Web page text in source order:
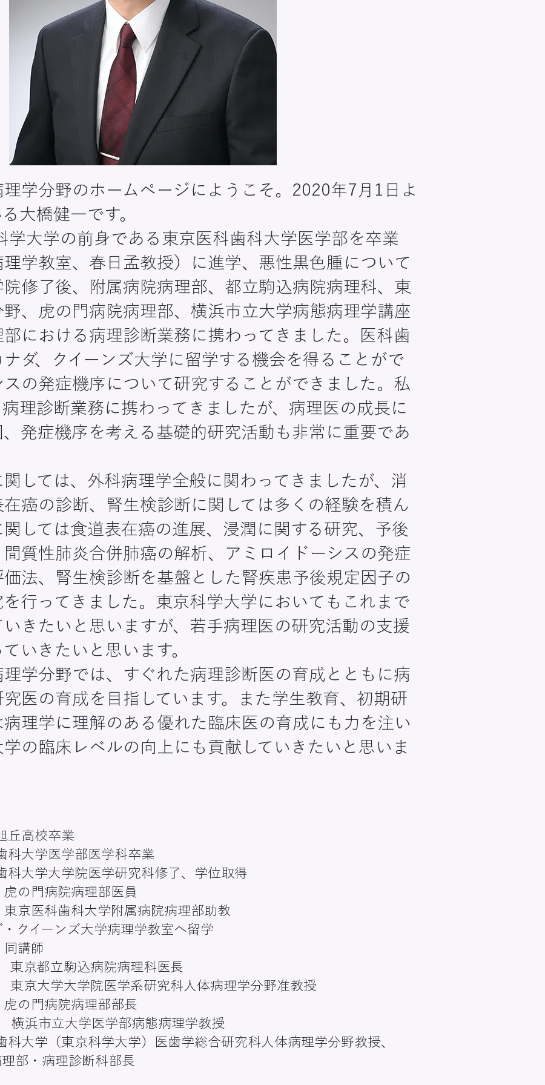
学分野のホームページにようこそ。2020年7月1日よ
大橋健一です。
学大学の前身である東京医科歯科大学医学部を卒業
理学教室、春日孟教授）に進学、悪性黒色腫について
修了後、附属病院病理部、都立駒込病院病理科、東
、虎の門病院病理部、横浜市立大学病態病理学講座
における病理診断業務に携わってきました。医科歯
ダ、クイーンズ大学に留学する機会を得ることがで
の発症機序について研究することができました。私
理診断業務に携わってきましたが、病理医の成長に
発症機序を考える基礎的研究活動も非常に重要であ
しては、外科病理学全般に関わってきましたが、消
癌の診断、腎生検診断に関しては多くの経験を積ん
しては食道表在癌の進展、浸潤に関する研究、予後
質性肺炎合併肺癌の解析、アミロイドーシスの発症
法、腎生検診断を基盤とした腎疾患予後規定因子の
行ってきました。東京科学大学においてもこれまで
きたいと思いますが、若手病理医の研究活動の支援
いきたいと思います。
学分野では、すぐれた病理診断医の育成とともに病
医の育成を目指しています。また学生教育、初期研
理学に理解のある優れた臨床医の育成にも力を注い
の臨床レベルの向上にも貢献していきたいと思いま
高校卒業
大学医学部医学科卒業
大学大学院医学研究科修了、学位取得
の門病院病理部医員
京医科歯科大学附属病院病理部助教
クイーンズ大学病理学教室へ留学
講師
京都立駒込病院病理科医長
京大学大学院医学系研究科人体病理学分野准教授
の門病院病理部部長
浜市立大学医学部病態病理学教授
大学（東京科学大学）医歯学総合研究科人体病理学分野教授、
部・病理診断科部長